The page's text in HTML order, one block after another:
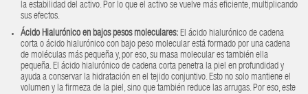
la estabilidad del activo. Por lo que el activo se vuelve más eficiente, multiplicando
sus efectos.
Ácido Hialurónico en bajos pesos moleculares: El ácido hialurónico de cadena
corta o ácido hialurónico con bajo peso molecular está formado por una cadena
de moléculas más pequeña y, por eso, su masa molecular es también ella
pequeña. El ácido hialurónico de cadena corta penetra la piel en profundidad y
ayuda a conservar la hidratación en el tejido conjuntivo. Esto no solo mantiene el
volumen y la firmeza de la piel, sino que también reduce las arrugas. Por eso, este